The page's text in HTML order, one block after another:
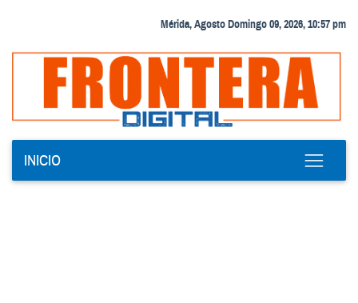
Mérida, Agosto Domingo 09, 2026, 10:57 pm
INICIO